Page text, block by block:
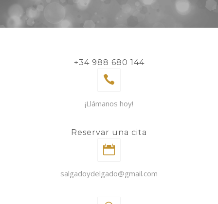
+34 988 680 144
¡Llámanos hoy!
Reservar una cita
salgadoydelgado@gmail.com